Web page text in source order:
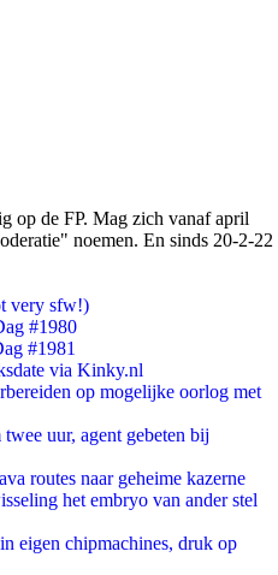
op de FP. Mag zich vanaf april
" noemen. En sinds 20-2-22
very sfw!)
#1980
#1981
via Kinky.nl
op mogelijke oorlog met
uur, agent gebeten bij
routes naar geheime kazerne
het embryo van ander stel
eigen chipmachines, druk op